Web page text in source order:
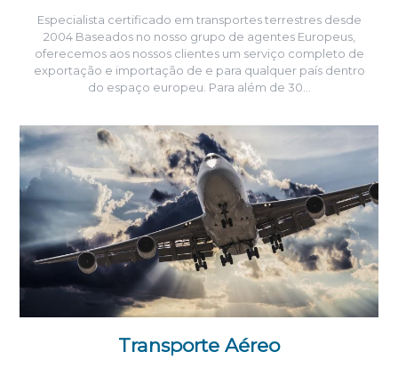
Especialista certificado em transportes terrestres desde
2004 Baseados no nosso grupo de agentes Europeus,
oferecemos aos nossos clientes um serviço completo de
exportação e importação de e para qualquer país dentro
do espaço europeu. Para além de 30…
Transporte Aéreo